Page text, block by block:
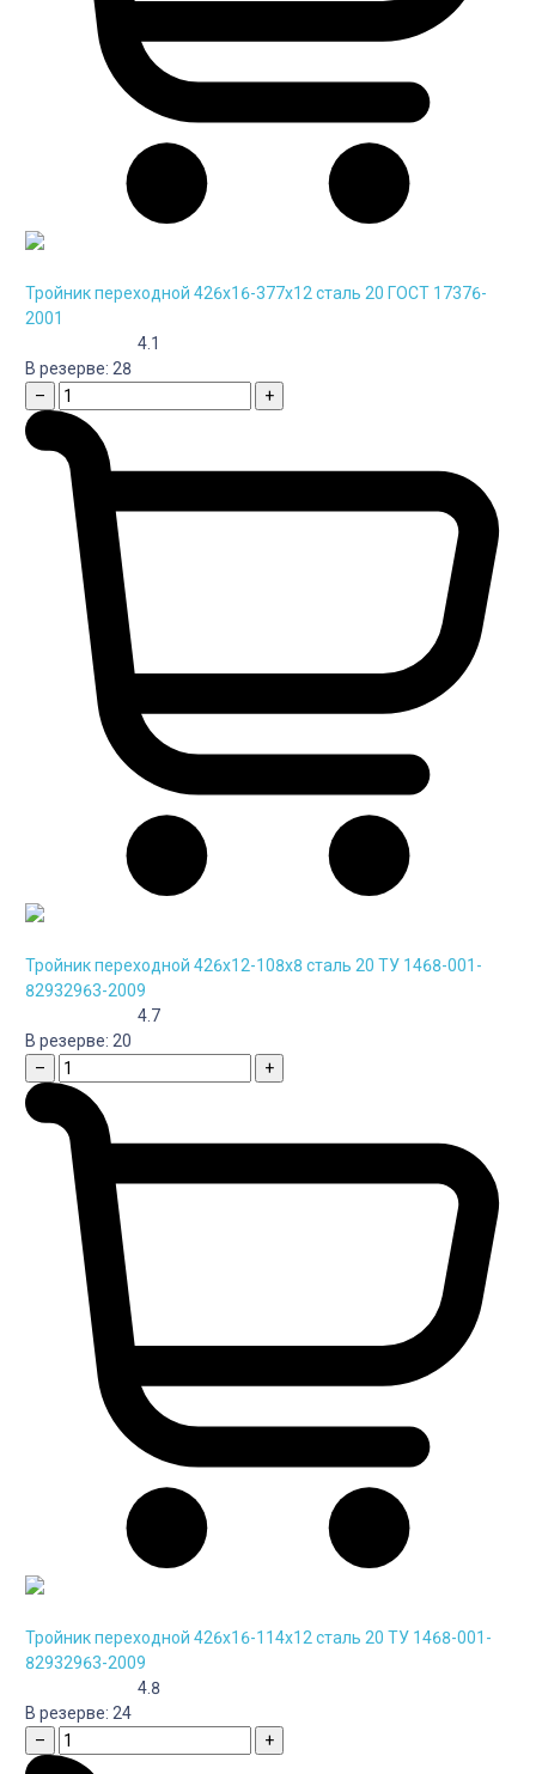
Тройник переходной 426х16-377х12 сталь 20 ГОСТ 17376-
2001
4.1
В резерве: 28
–
+
Тройник переходной 426х12-108х8 сталь 20 ТУ 1468-001-
82932963-2009
4.7
В резерве: 20
–
+
Тройник переходной 426х16-114х12 сталь 20 ТУ 1468-001-
82932963-2009
4.8
В резерве: 24
–
+